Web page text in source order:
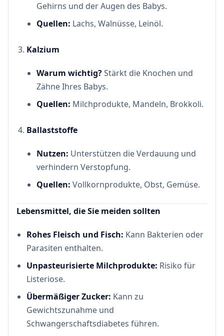
Gehirns und der Augen des Babys.
Quellen: Lachs, Walnüsse, Leinöl.
Kalzium
Warum wichtig?Stärkt die Knochen und
Zähne Ihres Babys.
Quellen: Milchprodukte, Mandeln, Brokkoli.
Ballaststoffe
Nutzen: Unterstützen die Verdauung und
verhindern Verstopfung.
Quellen: Vollkornprodukte, Obst, Gemüse.
Lebensmittel, die Sie meiden sollten
Rohes Fleisch und Fisch: Kann Bakterien oder
Parasiten enthalten.
Unpasteurisierte Milchprodukte: Risiko für
Listeriose.
Übermäßiger Zucker: Kann zu
Gewichtszunahme und
Schwangerschaftsdiabetes führen.